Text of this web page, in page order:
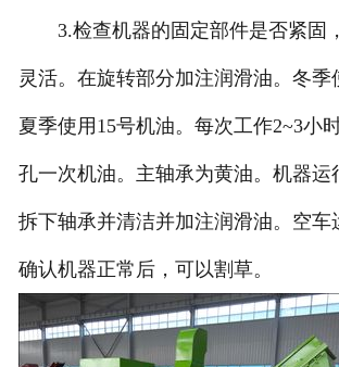
3.检查机器的固定部件是否紧固
灵活。在旋转部分加注润滑油。冬季
夏季使用15号机油。每次工作2~3小
孔一次机油。主轴承为黄油。机器运
拆下轴承并清洁并加注润滑油。空车
确认机器正常后，可以割草。